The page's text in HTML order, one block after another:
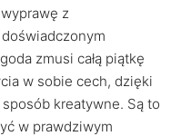
z
zmusi całą piątkę
w sobie cech, dzięki
kreatywne. Są to
w prawdziwym